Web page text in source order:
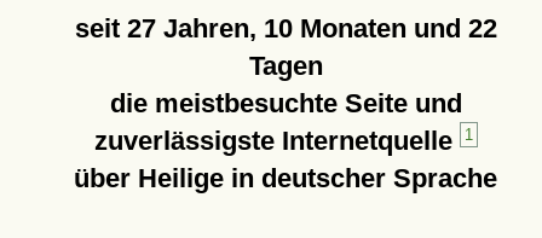
seit 27 Jahren, 10 Monaten und 22
Tagen
die meistbesuchte Seite und
zuverlässigste Internetquelle
1
über Heilige in deutscher Sprache